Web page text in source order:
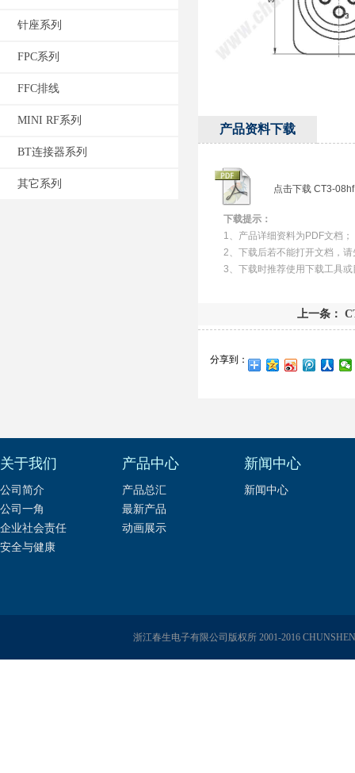
针座系列
FPC系列
FFC排线
MINI RF系列
BT连接器系列
其它系列
产品资料下载
点击下载 CT3-
下载提示：
1、产品详细资料为PDF文档；
2、下载后若不能打开文档，
3、下载时推荐使用下载工具
上一条：
分享到：
关于我们
公司简介
公司一角
企业社会责任
安全与健康
产品中心
产品总汇
最新产品
动画展示
新闻中心
新闻中心
浙江春生电子有限公司版权所 2001-2016